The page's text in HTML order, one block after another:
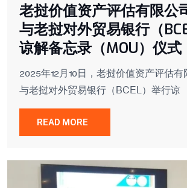
老挝价值资产评估有限公
与老挝对外贸易银行（
谅解备忘录（MOU）仪式
2025年12月10日，老挝价值资产评估有
与老挝对外贸易银行（BCEL）举行谅
READ MORE